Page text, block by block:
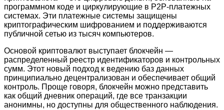
программном коде и циркулирующие в P2P-платежных
системах. Эти платежные системы защищены
криптографическим шифрованием и поддерживаются
публичной сетью из тысяч компьютеров.
Основой криптовалют выступает блокчейн —
распределенный реестр идентификаторов и контрольных
сумм. Этот новый подход к ведению баз данных
принципиально децентрализован и обеспечивает общий
контроль. Проще говоря, блокчейн можно представить
как общий дневник операций, где все транзакции
анонимны, но доступны для общественного наблюдения.